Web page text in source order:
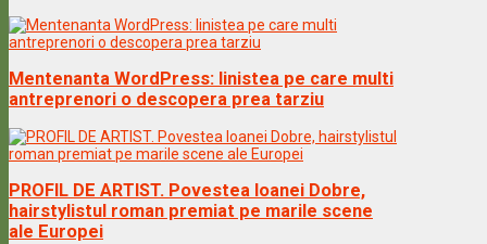
Mentenanta WordPress: linistea pe care multi
antreprenori o descopera prea tarziu
PROFIL DE ARTIST. Povestea Ioanei Dobre,
hairstylistul roman premiat pe marile scene
ale Europei